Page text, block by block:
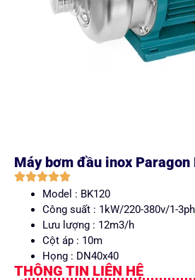
Máy bơm đầu inox Paragon
Model : BK120
Công suất : 1kW/220-380v/1-
Lưu lượng : 12m3/h
Cột áp : 10m
Họng : DN40x40
THÔNG TIN LIÊN HỆ